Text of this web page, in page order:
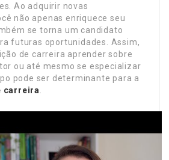
Ao adquirir novas
não apenas enriquece seu
se torna um candidato
futuras oportunidades. Assim,
de carreira aprender sobre
ou até mesmo se especializar
pode ser determinante para a
carreira